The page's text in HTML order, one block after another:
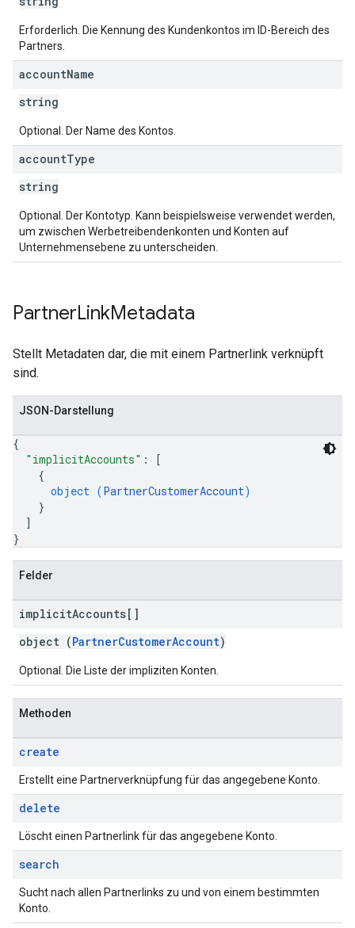
Erforderlich. Die Kennung des Kundenkontos im ID-Bereich des
Partners.
accountName
string
Optional. Der Name des Kontos.
accountType
string
Optional. Der Kontotyp. Kann beispielsweise verwendet werden,
um zwischen Werbetreibendenkonten und Konten auf
Unternehmensebene zu unterscheiden.
PartnerLinkMetadata
Stellt Metadaten dar, die mit einem Partnerlink verknüpft
sind.
JSON-Darstellung
{
"implicitAccounts" :
[
{
object (PartnerCustomerAccount)
}
]
}
Felder
implicitAccounts[]
object (PartnerCustomerAccount)
Optional. Die Liste der impliziten Konten.
Methoden
create
Erstellt eine Partnerverknüpfung für das angegebene Konto.
delete
Löscht einen Partnerlink für das angegebene Konto.
search
Sucht nach allen Partnerlinks zu und von einem bestimmten
Konto.